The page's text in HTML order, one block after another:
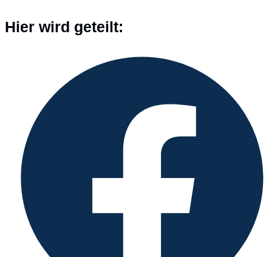
Hier wird geteilt:
Fenster